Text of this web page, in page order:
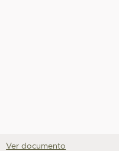
Ver documento